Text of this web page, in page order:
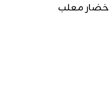
خضار معلب